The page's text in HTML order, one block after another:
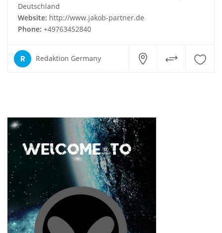
Deutschland
Website: http://www.jakob-partner.de
Phone: +49763452840
R Redaktion Germany